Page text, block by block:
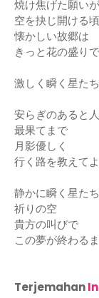
焼け焦げた願いが
空を抉じ開ける
懐かしい故郷は
きっと花の盛り
激しく瞬く星た
安らぎのあると
最果てまで
月影優しく
行く路を教えてよ
静かに瞬く星た
祈りの空
貴方の叫びで
この夢が終わる
Terjemahan